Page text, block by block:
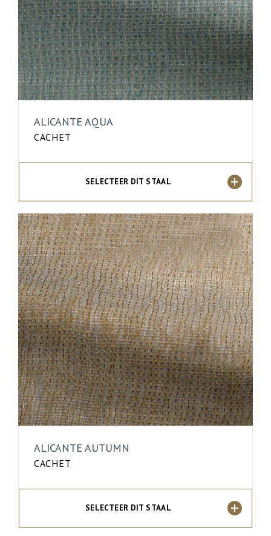
ALICANTE AQUA
CACHET
SELECTEER DIT STAAL
ALICANTE AUTUMN
CACHET
SELECTEER DIT STAAL